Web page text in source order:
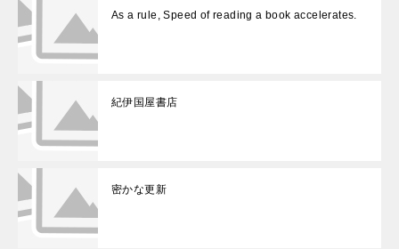
As a rule, Speed of reading a book accelerates.
紀伊国屋書店
密かな更新